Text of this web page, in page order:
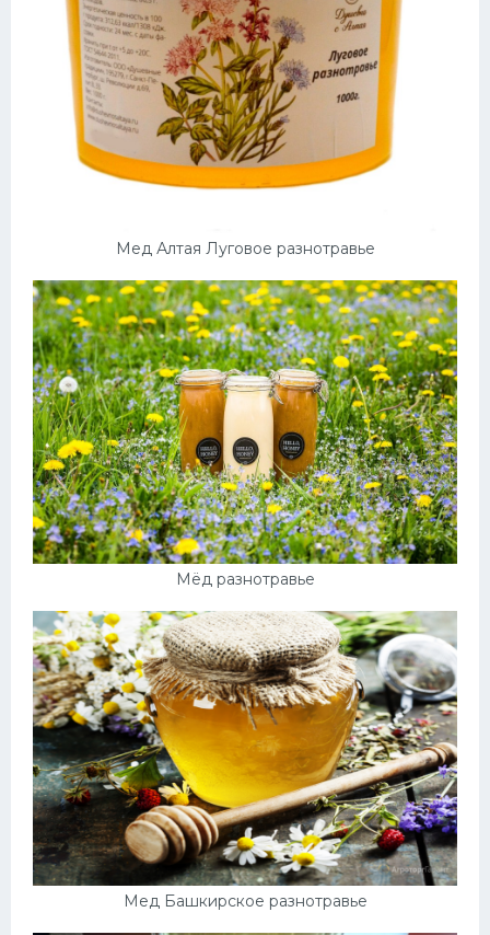
Мед Алтая Луговое разнотравье
Мёд разнотравье
Мед Башкирское разнотравье